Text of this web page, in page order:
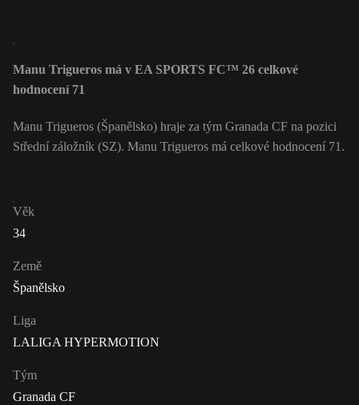
Manu Trigueros má v EA SPORTS FC™ 26 celkové
hodnocení 71
Manu Trigueros (Španělsko) hraje za tým Granada CF na pozici
Střední záložník (SZ). Manu Trigueros má celkové hodnocení 71.
Věk
34
Země
Španělsko
Liga
LALIGA HYPERMOTION
Tým
Granada CF